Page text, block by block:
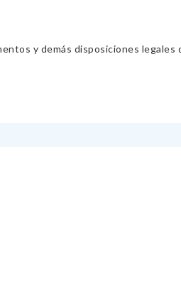
y demás disposiciones legales